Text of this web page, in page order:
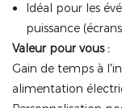
Idéal pour les
puissance
Valeur pour vous :
Gain de temps à
alimentation